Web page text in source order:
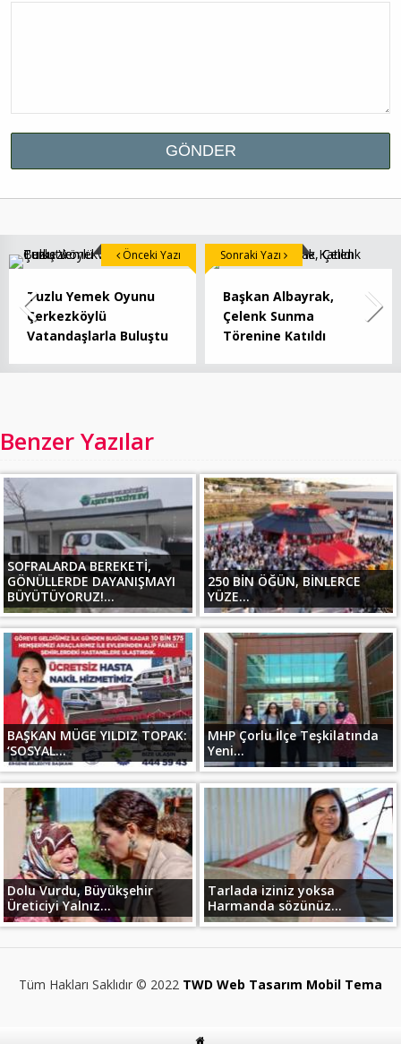
Tuzlu Yemek Oyunu
Çerkezköylü
Vatandaşlarla Buluştu
Önceki Yazı
Başkan Albayrak,
Çelenk Sunma
Törenine Katıldı
Sonraki Yazı
Benzer Yazılar
SOFRALARDA BEREKETİ,
GÖNÜLLERDE DAYANIŞMAYI
BÜYÜTÜYORUZ!...
250 BİN ÖĞÜN, BİNLERCE
YÜZE...
BAŞKAN MÜGE YILDIZ TOPAK:
‘SOSYAL...
MHP Çorlu İlçe Teşkilatında
Yeni...
Dolu Vurdu, Büyükşehir
Üreticiyi Yalnız...
Tarlada iziniz yoksa
Harmanda sözünüz...
Tüm Hakları Saklıdır © 2022 TWD Web Tasarım Mobil Tema